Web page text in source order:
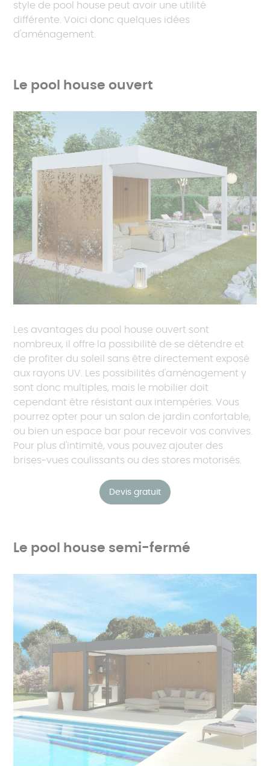
Comment optimiser et aménager un pool
house ?
Tout consulter
style de pool house peut avoir une utilité
différente. Voici donc quelques idées
d'aménagement.
Le pool house ouvert
Les avantages du pool house ouvert sont
nombreux, il offre la possibilité de se détendre et
de profiter du soleil sans être directement exposé
aux rayons UV. Les possibilités d'aménagement y
sont donc multiples, mais le mobilier doit
cependant être résistant aux intempéries. Vous
pourrez opter pour un salon de jardin confortable,
ou bien un espace bar pour recevoir vos convives.
Pour plus d'intimité, vous pouvez ajouter des
brises-vues coulissants ou des stores motorisés.
Devis gratuit
Le pool house semi-fermé